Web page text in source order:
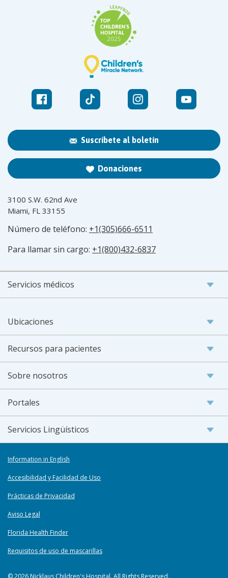
Suscríbete al boletín
Donaciones
3100 S.W. 62nd Ave
Miami, FL 33155
Número de teléfono: +1(305)666-6511
Para llamar sin cargo: +1(800)432-6837
Servicios médicos
Ubicaciones
Recursos para pacientes
Sobre nosotros
Portales
Servicios Lingüísticos
Information in English
Accesibilidad y Facilidad de Uso
Prácticas de Privacidad
Aviso Legal
Florida Health Finder
Requisitos de uso de mascarillas